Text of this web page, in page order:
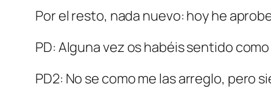
Por el resto, nada nuevo: hoy he
PD: Alguna vez os habéis sentido
PD2: No se como me las arreglo, pero